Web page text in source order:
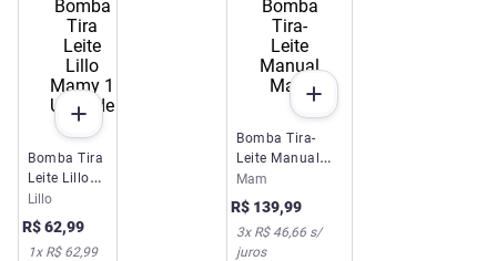
Bomba Tira
Leite Lillo
Mamy 1
Unidade
Lillo
R$62,99
1x R$ 62,99
Bomba Tira-
Leite Manual
Mam
Mam
R$ 139,99
3x R$ 46,66 s/
juros